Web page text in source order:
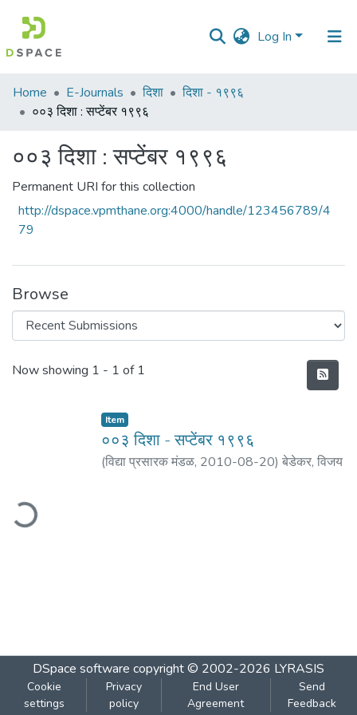
Log In
Communities
&
All of DSpace
Statistics
Home E-Journals दिशा
दिशा - १९९६
००३ दिशा : सप्टेंबर १९९६
००३ दिशा : सप्टेंबर १९९६
Permanent URI for this collection
http://dspace.vpmthane.org:4000/handle/123456789/4
79
Browse
Recent Submissions
Now showing 1 - 1 of 1
Item
००३ दिशा - सप्टेंबर १९९६
(विद्या प्रसारक मंडळ, 2010-08-20) बेडेकर, विजय
DSpace software copyright © 2002-2026 LYRASIS
Cookie
settings
Privacy
policy
End User
Agreement
Send
Feedback